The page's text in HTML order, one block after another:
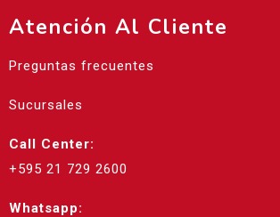
Atención Al Cliente
Preguntas frecuentes
Sucursales
Call Center:
+595 21 729 2600
Whatsapp: